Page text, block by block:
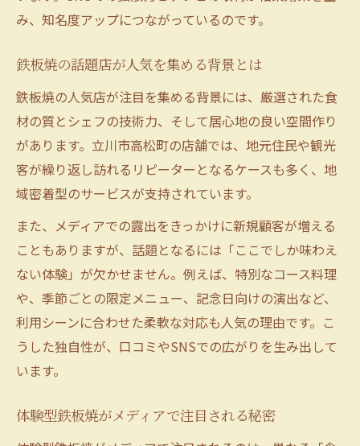
み、知名度アップにつながっているのです。
鉄板焼の話題店が人気を集める背景とは
鉄板焼の人気店が注目を集める背景には、厳選された食
材の質とシェフの技術力、そして居心地の良い空間作り
があります。立川市高松町の店舗では、地元住民や観光
客が繰り返し訪れるリピーターとなるケースも多く、地
域密着型のサービスが支持されています。
また、メディアでの露出をきっかけに新規顧客が増える
こともありますが、話題となるには「ここでしか味わえ
ない体験」が欠かせません。例えば、特別なコース料理
や、季節ごとの限定メニュー、記念日向けの演出など、
利用シーンに合わせた柔軟な対応も人気の理由です。こ
うした独自性が、口コミやSNSでの広がりを生み出して
います。
体験型鉄板焼がメディアで注目される秘密